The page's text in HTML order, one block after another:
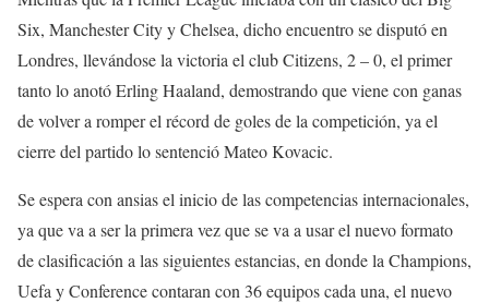
Six, Manchester City y Chelsea, dicho encuentro se disputó en
Londres, llevándose la victoria el club Citizens, 2 – 0, el primer
tanto lo anotó Erling Haaland, demostrando que viene con ganas
de volver a romper el récord de goles de la competición, ya el
cierre del partido lo sentenció Mateo Kovacic.
Se espera con ansias el inicio de las competencias internacionales,
ya que va a ser la primera vez que se va a usar el nuevo formato
de clasificación a las siguientes estancias, en donde la Champions,
Uefa y Conference contaran con 36 equipos cada una, el nuevo